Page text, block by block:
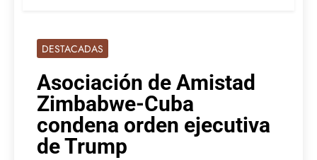
DESTACADAS
Asociación de Amistad
Zimbabwe-Cuba
condena orden ejecutiva
de Trump